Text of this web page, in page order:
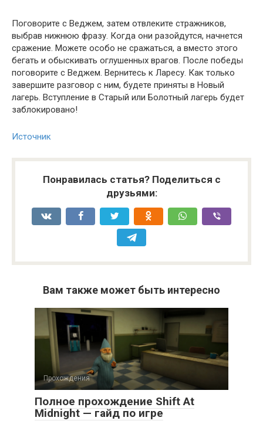
Поговорите с Веджем, затем отвлеките стражников,
выбрав нижнюю фразу. Когда они разойдутся, начнется
сражение. Можете особо не сражаться, а вместо этого
бегать и обыскивать оглушенных врагов. После победы
поговорите с Веджем. Вернитесь к Ларесу. Как только
завершите разговор с ним, будете приняты в Новый
лагерь. Вступление в Старый или Болотный лагерь будет
заблокировано!
Источник
Понравилась статья? Поделиться с
друзьями:
Вам также может быть интересно
Прохождения
Полное прохождение Shift At
Midnight — гайд по игре